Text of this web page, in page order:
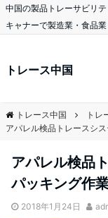
中国の製品トレーサビリ
キャナーで製造業・食品
トレース中国
トレース中国
トレ
アパレル検品トレースシ
アパレル検品
パッキング作
2018年1月24日